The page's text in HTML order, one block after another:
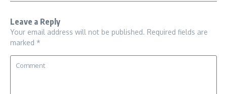
Leave a Reply
Your email address will not be published. Required fields are
marked *